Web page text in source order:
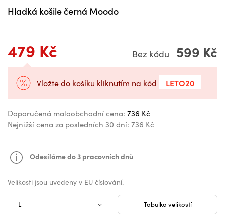
Hladká košile černá Moodo
479 Kč Bez kódu 599 Kč
Vložte do košíku kliknutím na kód LETO20
Doporučená maloobchodní cena: 736 Kč
Nejnižší cena za posledních 30 dní: 736 Kč
Odesíláme do 3 pracovních dnů
Velikosti jsou uvedeny v EU číslování.
Tabulka velikostí